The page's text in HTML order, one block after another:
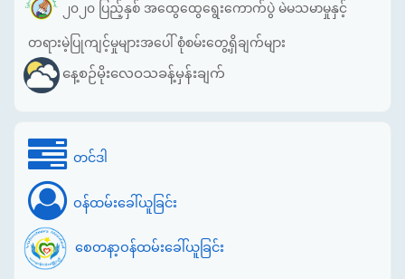
၂၀၂၀ ပြည့်နှစ် အထွေထွေရွေးကောက်ပွဲ မဲမသမာမှုနှင့်
တရားမဲ့ပြုကျင့်မှုများအပေါ် စုံစမ်းတွေ့ရှိချက်များ
နေ့စဉ်မိုးလေဝသခန့်မှန်းချက်
တင်ဒါ
ဝန်ထမ်းခေါ်ယူခြင်း
စေတနာ့ဝန်ထမ်းခေါ်ယူခြင်း